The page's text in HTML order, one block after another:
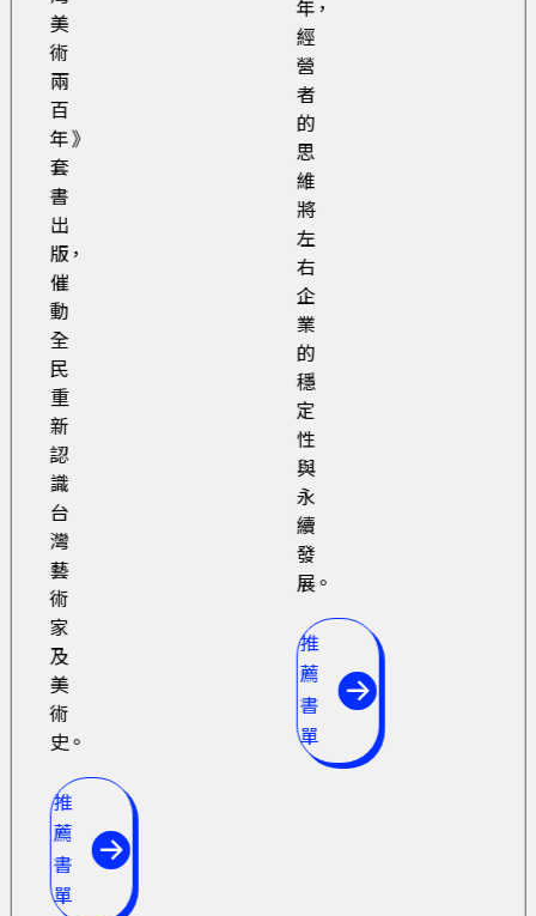
美
術
兩
百
年》
套
書
出
版，
催
動
全
民
重
新
認
識
台
灣
藝
術
家
及
美
術
史。
推
薦
書
單
年，
經
營
者
的
思
維
將
左
右
企
業
的
穩
定
性
與
永
續
發
展。
推
薦
書
單